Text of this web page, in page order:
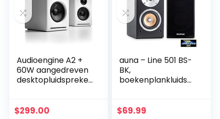
Audioengine A2 +
60W aangedreven
desktopluidspreker
versterker |
$299.00
auna – Line 501 BS-
BK,
boekenplankluidsp
hifi-boxen,
$69.99